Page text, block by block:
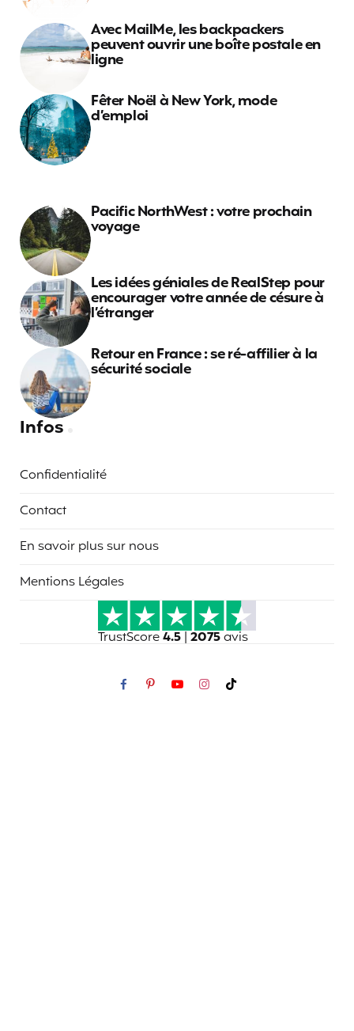
Avec MailMe, les backpackers
peuvent ouvrir une boîte postale en
ligne
Fêter Noël à New York, mode
d’emploi
Pacific NorthWest : votre prochain
voyage
Les idées géniales de RealStep pour
encourager votre année de césure à
l’étranger
Retour en France : se ré-affilier à la
sécurité sociale
Infos
Confidentialité
Contact
En savoir plus sur nous
Mentions Légales
TrustScore4.5 | 2075avis